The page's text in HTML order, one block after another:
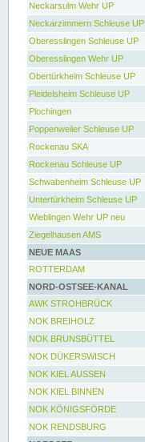
Neckarsulm Wehr UP
Neckarzimmern Schleuse UP
Oberesslingen Schleuse UP
Oberesslingen Wehr UP
Obertürkheim Schleuse UP
Pleidelsheim Schleuse UP
Plochingen
Poppenweiler Schleuse UP
Rockenau SKA
Rockenau Schleuse UP
Schwabenheim Schleuse UP
Untertürkheim Schleuse UP
Wieblingen Wehr UP neu
Ziegelhausen AMS
NEUE MAAS
ROTTERDAM
NORD-OSTSEE-KANAL
AWK STROHBRÜCK
NOK BREIHOLZ
NOK BRUNSBÜTTEL
NOK DÜKERSWISCH
NOK KIEL AUSSEN
NOK KIEL BINNEN
NOK KÖNIGSFÖRDE
NOK RENDSBURG